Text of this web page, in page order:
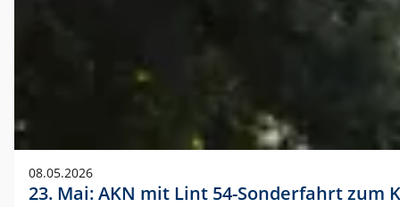
08.05.2026
23. Mai: AKN mit Lint 54-Sonderfahrt